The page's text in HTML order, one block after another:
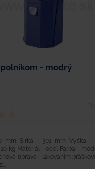
- modrý
mm Šírka - 301 mm Výška -
kg Materiál - oceľ Farba -
úprava - lakovaním